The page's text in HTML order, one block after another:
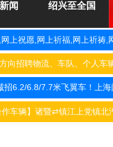
闻 绍兴至全国
上祝愿,网上祈福,网上祈祷,
向招聘物流、车队、个人车
期合···
招6.2/6.8/7.7米飞翼车！上海
作车辆】诸暨⇄镇江上党镇北